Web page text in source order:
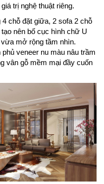
trị nghệ thuật riêng.
chỗ đặt giữa, 2 sofa 2 chỗ
nên bố cục hình chữ U
mở rộng tầm nhìn.
veneer nu màu nâu trầm
vân gỗ mềm mại đầy cuốn